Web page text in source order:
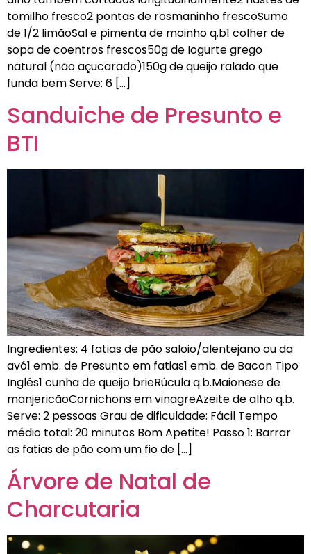
tomilho fresco2 pontas de rosmaninho frescoSumo
de 1/2 limãoSal e pimenta de moinho q.b1 colher de
sopa de coentros frescos50g de Iogurte grego
natural (não açucarado)150g de queijo ralado que
funda bem Serve: 6 […]
Sanduiche de Presunto e
BTI
Ingredientes: 4 fatias de pão saloio/alentejano ou da
avó1 emb. de Presunto em fatias1 emb. de Bacon Tipo
Inglês1 cunha de queijo brieRúcula q.b.Maionese de
manjericãoCornichons em vinagreAzeite de alho q.b.
Serve: 2 pessoas Grau de dificuldade: Fácil Tempo
médio total: 20 minutos Bom Apetite! Passo 1: Barrar
as fatias de pão com um fio de […]
Árvore de Natal de
Charcutaria